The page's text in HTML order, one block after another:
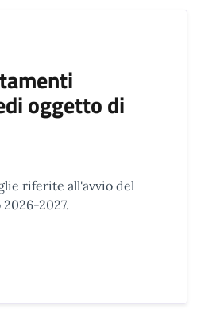
oggetto di
riferite all'avvio del
2027.